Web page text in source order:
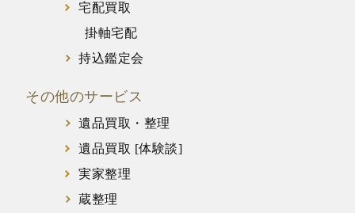
宅配買取
掛軸宅配
持込鑑定会
その他のサービス
遺品買取・整理
遺品買取 [体験談]
実家整理
蔵整理